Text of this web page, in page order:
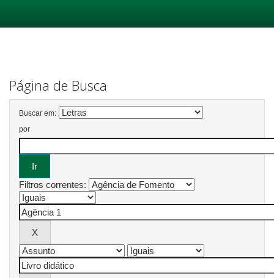
Página de Busca
Buscar em:
por
Filtros correntes: